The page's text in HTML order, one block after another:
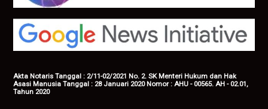
Akta Notaris Tanggal : 2/11-02/2021 No. 2. SK Menteri Hukum dan Hak
Asasi Manusia Tanggal : 28 Januari 2020 Nomor : AHU - 00565. AH - 02.01,
Tahun 2020